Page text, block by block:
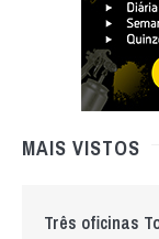
MAIS VISTOS
Três oficinas